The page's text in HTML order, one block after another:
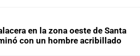
en la zona oeste de Santa
con un hombre acribillado